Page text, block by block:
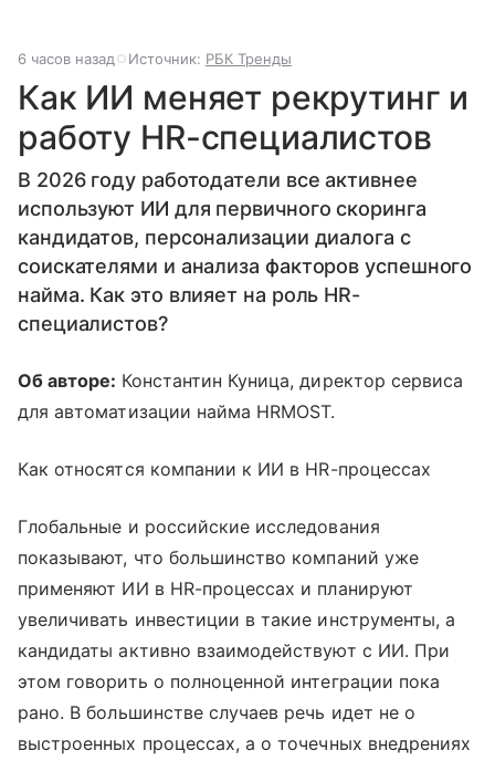
6 часов назад Источник: РБК Тренды
Как ИИ меняет рекрутинг и
работу HR-специалистов
В 2026 году работодатели все активнее
используют ИИ для первичного скоринга
кандидатов, персонализации диалога с
соискателями и анализа факторов успешного
найма. Как это влияет на роль HR-
специалистов?
Об авторе: Константин Куница, директор сервиса
для автоматизации найма HRMOST.
Как относятся компании к ИИ в HR-процессах
Глобальные и российские исследования
показывают, что большинство компаний уже
применяют ИИ в HR-процессах и планируют
увеличивать инвестиции в такие инструменты, а
кандидаты активно взаимодействуют с ИИ. При
этом говорить о полноценной интеграции пока
рано. В большинстве случаев речь идет не о
выстроенных процессах, а о точечных внедрениях